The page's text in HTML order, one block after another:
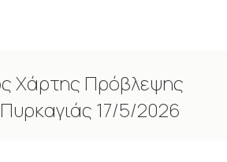
Χάρτης Πρόβλεψης
17/5/2026